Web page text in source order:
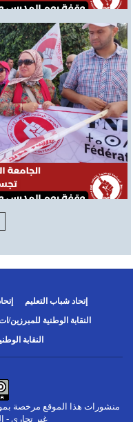
إتحاد شباب التعليم
النقابة الوطنية للمبرزين/
النقابة
منشورات هذا الموقع مرخصة
غير تجاري -